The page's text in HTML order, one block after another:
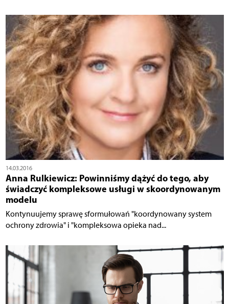
14.03.2016
Anna Rulkiewicz: Powinniśmy dążyć do tego, aby
świadczyć kompleksowe usługi w skoordynowanym
modelu
Kontynuujemy sprawę sformułowań "koordynowany system
ochrony zdrowia" i "kompleksowa opieka nad...